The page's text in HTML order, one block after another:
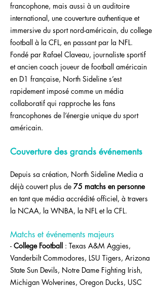
francophone, mais aussi à un auditoire
international, une couverture authentique et
immersive du sport nord-américain, du college
football à la CFL, en passant par la NFL.
Fondé par Rafael Claveau, journaliste sportif
et ancien coach joueur de football américain
en D1 française, North Sideline s’est
rapidement imposé comme un média
collaboratif qui rapproche les fans
francophones de l’énergie unique du sport
américain.
Couverture des grands événements
Depuis sa création, North Sideline Media a
déjà couvert plus de 75 matchs en personne
en tant que média accrédité officiel, à travers
la NCAA, la WNBA, la NFL et la CFL.
Matchs et événements majeurs
- College Football : Texas A&M Aggies,
Vanderbilt Commodores, LSU Tigers, Arizona
State Sun Devils, Notre Dame Fighting Irish,
Michigan Wolverines, Oregon Ducks, USC